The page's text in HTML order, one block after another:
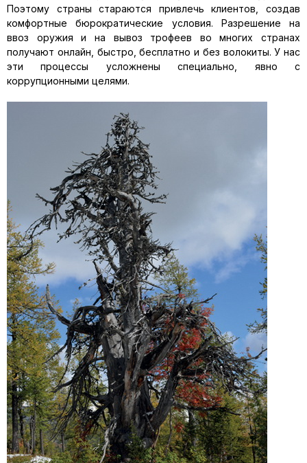
Поэтому страны стараются привлечь клиентов, создав
комфортные бюрократические условия. Разрешение на
ввоз оружия и на вывоз трофеев во многих странах
получают онлайн, быстро, бесплатно и без волокиты. У нас
эти процессы усложнены специально, явно с
коррупционными целями.